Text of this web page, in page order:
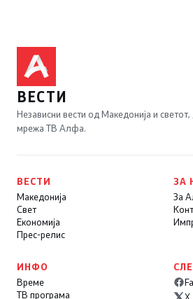
ВЕСТИ
Независни вести од Македонија и
мрежа ТВ Алфа.
ВЕСТИ
Македонија
Свет
Економија
Прес-релис
ЗА
За
ИНФО
Време
ТВ програма